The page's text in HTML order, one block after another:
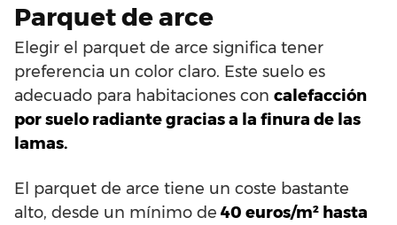
Parquet de arce
Elegir el parquet de arce significa tener
preferencia un color claro. Este suelo es
adecuado para habitaciones con calefacción
por suelo radiante gracias a la finura de las
lamas.
El parquet de arce tiene un coste bastante
alto, desde un mínimo de 40 euros/m² hasta